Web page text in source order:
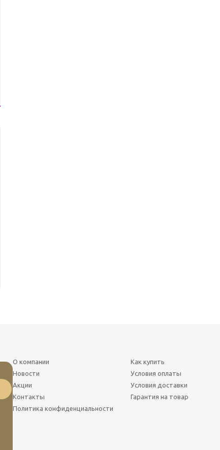
О компании
Новости
Акции
Контакты
Политика конфиденциальности
Как купить
Условия оплаты
Условия доставки
Гарантия на товар